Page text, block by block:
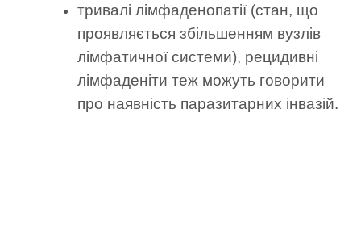
тривалі лімфаденопатії (стан, що
проявляється збільшенням вузлів
лімфатичної системи), рецидивні
лімфаденіти теж можуть говорити
про наявність паразитарних інвазій.